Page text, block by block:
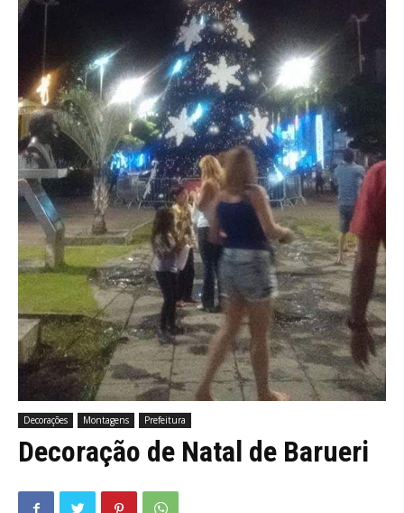
Decorações Montagens Prefeitura
Decoração de Natal de Barueri